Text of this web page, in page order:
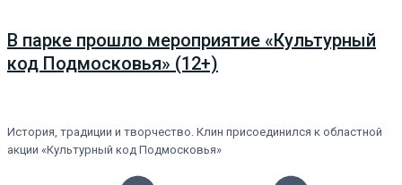
В парке прошло мероприятие «Культурный
код Подмосковья» (12+)
История, традиции и творчество. Клин присоединился к областной
акции «Культурный код Подмосковья»